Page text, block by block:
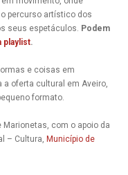
percurso artístico dos
seus espetáculos. Podem
playlist.
e coisas em
a oferta cultural em Aveiro,
formato.
Marionetas, com o apoio da
– Cultura, Município de